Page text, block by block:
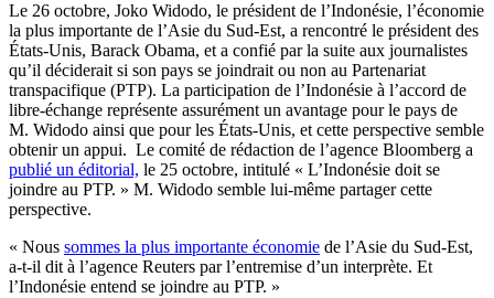
Le 26 octobre, Joko Widodo, le président de l’Indonésie, l’économie
la plus importante de l’Asie du Sud-Est, a rencontré le président des
États-Unis, Barack Obama, et a confié par la suite aux journalistes
qu’il déciderait si son pays se joindrait ou non au Partenariat
transpacifique (PTP). La participation de l’Indonésie à l’accord de
libre-échange représente assurément un avantage pour le pays de
M. Widodo ainsi que pour les États-Unis, et cette perspective semble
obtenir un appui. Le comité de rédaction de l’agence Bloomberg a
publié un éditorial, le 25 octobre, intitulé « L’Indonésie doit se
joindre au PTP. » M. Widodo semble lui-même partager cette
perspective.
« Nous sommes la plus importante économie de l’Asie du Sud-Est,
a-t-il dit à l’agence Reuters par l’entremise d’un interprète. Et
l’Indonésie entend se joindre au PTP. »